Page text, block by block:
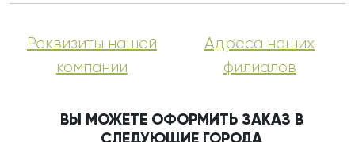
Реквизиты нашей
компании
Адреса наших
филиалов
ВЫ МОЖЕТЕ ОФОРМИТЬ ЗАКАЗ В